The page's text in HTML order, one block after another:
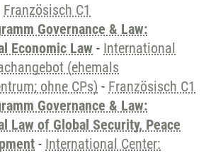
Französisch C1
Governance & Law:
Economic Law - International
(ehemals
ohne CPs) - Französisch C1
Governance & Law:
Law of Global Security, Peace
- International Center: